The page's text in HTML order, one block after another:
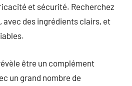
et sécurité. Recherchez
avec des ingrédients clairs, et
être un complément
un grand nombre de